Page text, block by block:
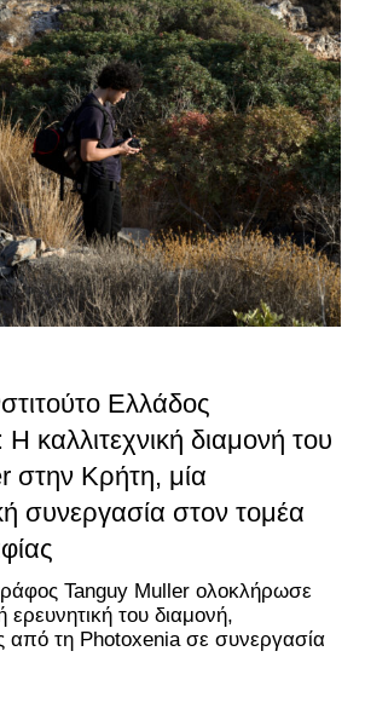
Ελλάδος
Η καλλιτεχνική διαμονή του
στην Κρήτη, μία
συνεργασία στον τομέα
Tanguy Muller ολοκλήρωσε
του διαμονή,
από τη Photoxenia σε συνεργασία